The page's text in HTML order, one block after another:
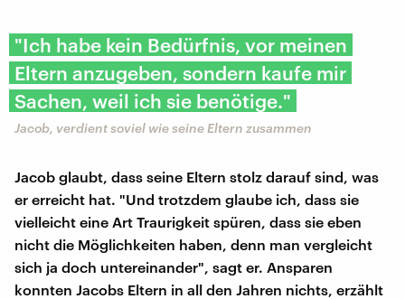
"Ich habe kein Bedürfnis, vor meinen
Eltern anzugeben, sondern kaufe mir
Sachen, weil ich sie benötige."
Jacob, verdient soviel wie seine Eltern zusammen
Jacob glaubt, dass seine Eltern stolz darauf sind, was
er erreicht hat. "Und trotzdem glaube ich, dass sie
vielleicht eine Art Traurigkeit spüren, dass sie eben
nicht die Möglichkeiten haben, denn man vergleicht
sich ja doch untereinander", sagt er. Ansparen
konnten Jacobs Eltern in all den Jahren nichts, erzählt